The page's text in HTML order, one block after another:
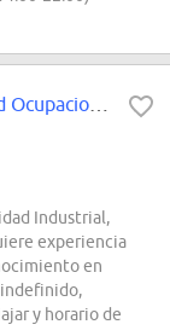
Industrial,
experiencia
en
indefinido,
y horario de